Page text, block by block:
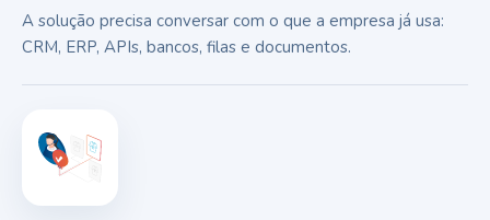
A solução precisa conversar com o que a empresa já usa:
CRM, ERP, APIs, bancos, filas e documentos.